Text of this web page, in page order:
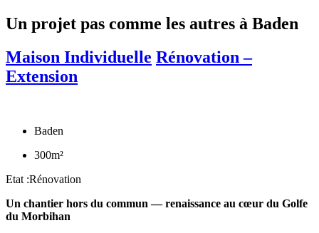
Un projet pas comme les autres à Baden
Maison Individuelle Rénovation –
Extension
Baden
300m²
Etat :Rénovation
Un chantier hors du commun — renaissance au cœur du Golfe
du Morbihan